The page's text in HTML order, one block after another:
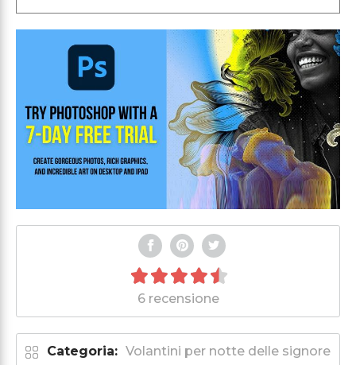
6 recensione
Categoria: Volantini per notte delle signore